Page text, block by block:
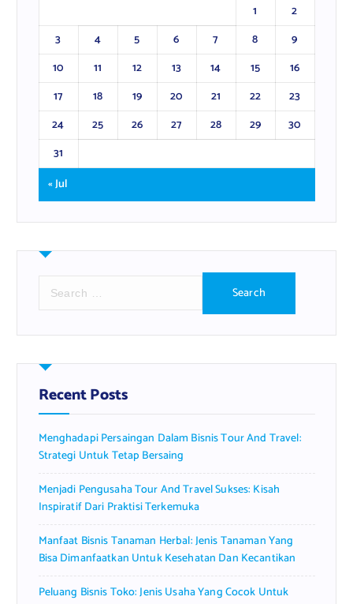
1
2
3
4 5 6 7 8
9
10
11 12 13 14 15
16
17
18 19 20 21 22
23
24
25 26 27 28 29
30
31
« Jul
r
h
f
o
:
Recent Posts
Menghadapi Persaingan Dalam Bisnis Tour And Travel:
Strategi Untuk Tetap Bersaing
Menjadi Pengusaha Tour And Travel Sukses: Kisah
Inspiratif Dari Praktisi Terkemuka
Manfaat Bisnis Tanaman Herbal: Jenis Tanaman Yang
Bisa Dimanfaatkan Untuk Kesehatan Dan Kecantikan
Peluang Bisnis Toko: Jenis Usaha Yang Cocok Untuk